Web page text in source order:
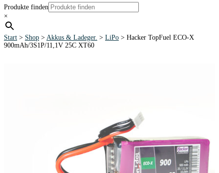
Produkte finden
×
Start > Shop > Akkus & Ladeger. > LiPo > Hacker TopFuel ECO-X
900mAh/3S1P/11,1V 25C XT60